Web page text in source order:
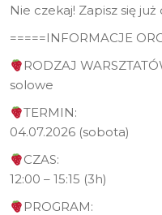
Nie czekaj! Zapisz się
=====INFORMACJE
RODZAJ
solowe
TERMIN:
04.07.2026 (sobota)
CZAS:
12:00 – 15:15 (3h)
PROGRAM: